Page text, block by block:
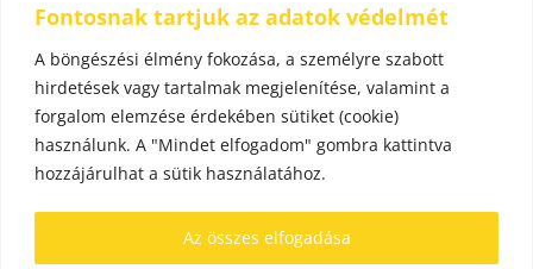
Fontosnak tartjuk az adatok védelmét
A böngészési élmény fokozása, a személyre szabott
hirdetések vagy tartalmak megjelenítése, valamint a
forgalom elemzése érdekében sütiket (cookie)
használunk. A "Mindet elfogadom" gombra kattintva
hozzájárulhat a sütik használatához.
Az összes elfogadása